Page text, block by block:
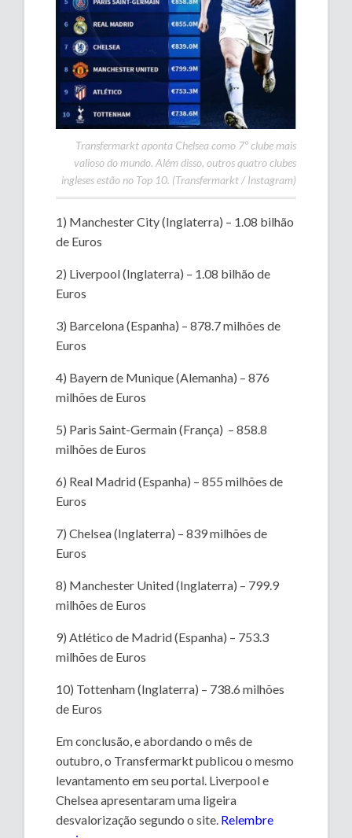
Transfermarkt aponta Chelsea como 7º clube mais
valioso do mundo. Além disso, outros quatro clubes
ingleses estão no Top 10. (Transfermarkt / Instagram)
1) Manchester City (Inglaterra) – 1.08 bilhão
de Euros
2) Liverpool (Inglaterra) – 1.08 bilhão de
Euros
3) Barcelona (Espanha) – 878.7 milhões de
Euros
4) Bayern de Munique (Alemanha) – 876
milhões de Euros
5) Paris Saint-Germain (França) – 858.8
milhões de Euros
6) Real Madrid (Espanha) – 855 milhões de
Euros
7) Chelsea (Inglaterra) – 839 milhões de
Euros
8) Manchester United (Inglaterra) – 799.9
milhões de Euros
9) Atlético de Madrid (Espanha) – 753.3
milhões de Euros
10) Tottenham (Inglaterra) – 738.6 milhões
de Euros
Em conclusão, e abordando o mês de
outubro, o Transfermarkt publicou o mesmo
levantamento em seu portal. Liverpool e
Chelsea apresentaram uma ligeira
desvalorização segundo o site. Relembre